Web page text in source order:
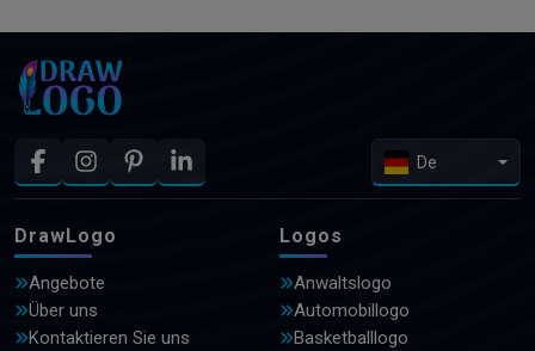
De
DrawLogo
Angebote
Über uns
Kontaktieren Sie uns
Logos
Anwaltslogo
Automobillogo
Basketballlogo